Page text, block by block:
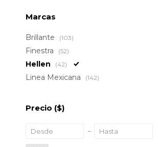
Marcas
Brillante (103)
Finestra (52)
Hellen (42)
Linea Mexicana (142)
Precio ($)